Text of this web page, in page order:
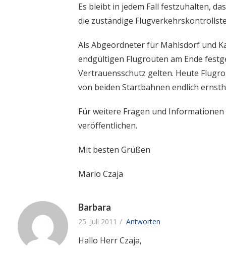
Es bleibt in jedem Fall festzuhalten,
die zuständige
Als Abgeordneter für Mahlsdorf und
endgültigen Flugrouten am Ende
Vertrauensschutz gelten. Heute
von beiden Startbahnen endlich
Für weitere Fragen und
veröffentlichen.
Mit besten Grüßen
Mario Czaja
Barbara
25. Juli 2011 Antworten
Hallo Herr Czaja,